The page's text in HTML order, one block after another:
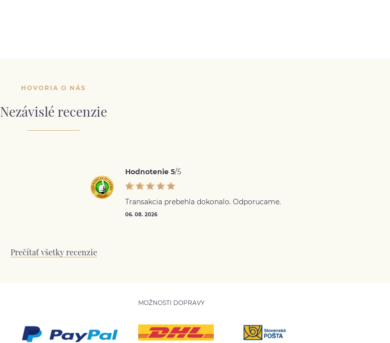
HOVORIA O NÁS
Nezávislé recenzie
Hodnotenie 5/5
Transakcia prebehla dokonalo. Odporucame.
06. 08. 2026
Prečítať všetky recenzie
MOŽNOSTI DOPRAVY